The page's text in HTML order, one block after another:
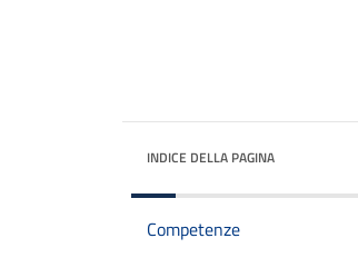
INDICE DELLA PAGINA
Competenze